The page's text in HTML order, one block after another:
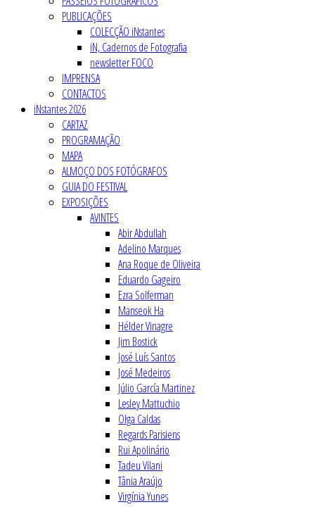
PUBLICAÇÕES
COLECÇÃO iNstantes
iN, Cadernos de Fotografia
newsletter FOCO
IMPRENSA
CONTACTOS
iNstantes 2026
CARTAZ
PROGRAMAÇÃO
MAPA
ALMOÇO DOS FOTÓGRAFOS
GUIA DO FESTIVAL
EXPOSIÇÕES
AVINTES
Abir Abdullah
Adelino Marques
Ana Roque de Oliveira
Eduardo Gageiro
Ezra Solferman
Manseok Ha
Hélder Vinagre
Jim Bostick
José Luís Santos
José Medeiros
Júlio García Martinez
Lesley Mattuchio
Olga Caldas
Regards Parisiens
Rui Apolinário
Tadeu Vilani
Tânia Araújo
Virgínia Yunes